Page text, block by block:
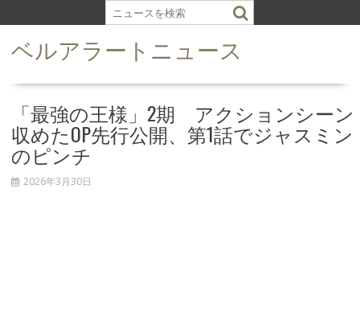
k
ベルアラートニュース
「最強の王様」2期 アクションシーン
収めたOP先行公開、第1話でジャスミン
のピンチ
2026年3月30日